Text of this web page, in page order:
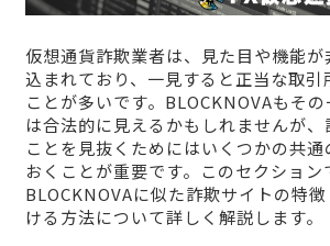
仮想通貨詐欺業者は、見た目や機能が
込まれており、一見すると正当な取引
ことが多いです。BLOCKNOVAもそ
は合法的に見えるかもしれませんが、
ことを見抜くためにはいくつかの共
おくことが重要です。このセクション
BLOCKNOVAに似た詐欺サイトの特
ける方法について詳しく解説します。